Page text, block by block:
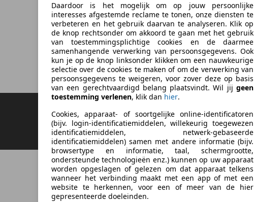
Daardoor is het mogelijk om op jouw persoonlijke
interesses afgestemde reclame te tonen, onze diensten te
verbeteren en het gebruik daarvan te analyseren. Klik op
de knop rechtsonder om akkoord te gaan met het gebruik
van toestemmingsplichtige cookies en de daarmee
samenhangende verwerking van persoonsgegevens. Ook
kun je op de knop linksonder klikken om een nauwkeurige
selectie over de cookies te maken of om de verwerking van
persoonsgegevens te weigeren, voor zover deze op basis
van een gerechtvaardigd belang plaatsvindt. Wil jij geen
toestemming verlenen, klik dan hier.
Cookies, apparaat- of soortgelijke online-identificatoren
(bijv. login-identificatiemiddelen, willekeurig toegewezen
identificatiemiddelen, netwerk-gebaseerde
identificatiemiddelen) samen met andere informatie (bijv.
browsertype en informatie, taal, schermgrootte,
ondersteunde technologieën enz.) kunnen op uw apparaat
worden opgeslagen of gelezen om dat apparaat telkens
wanneer het verbinding maakt met een app of met een
website te herkennen, voor een of meer van de hier
gepresenteerde doeleinden.